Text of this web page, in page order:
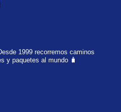
1999 recorremos caminos
y paquetes al mundo 🧳